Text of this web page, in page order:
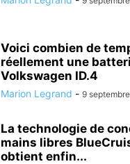
Voici combien de
réellement une
Volkswagen ID.4
Marion Legrand - 9
La technologie de
mains libres
obtient enfin...